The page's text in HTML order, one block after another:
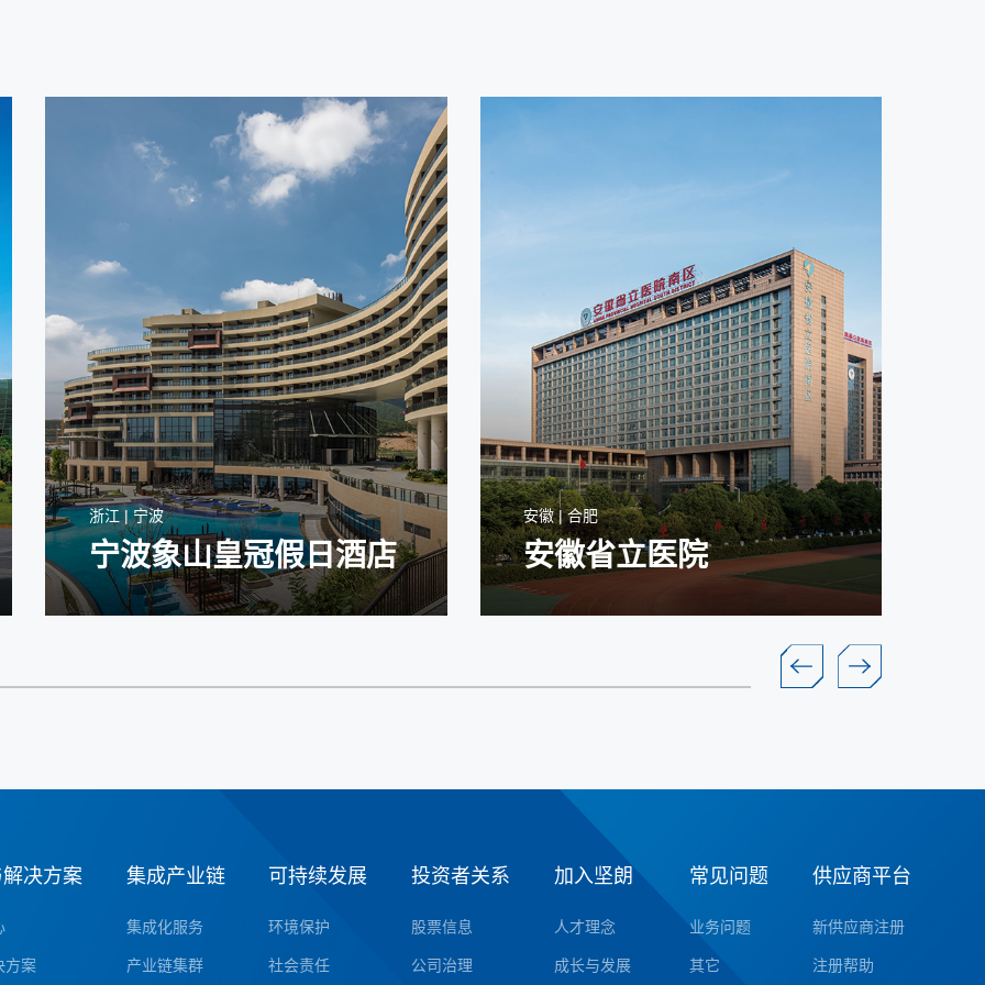
浙江 | 宁波
宁波象山皇冠假日酒店
安徽 | 合肥
安徽省立医院
决方案
方案
集成产业链
集成化服务
产业链集群
可持续发展
环境保护
社会责任
投资者关系
股票信息
公司治理
加入坚朗
人才理念
成长与发展
常见问题
业务问题
其它
供应商平台
新供应商注册
注册帮助